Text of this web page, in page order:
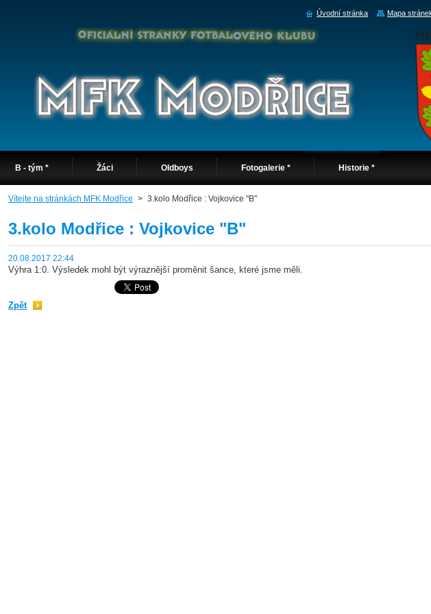
B - tým * Žáci Oldboys Fotogalerie * Historie *
Vítejte na stránkách MFK Modřice > 3.kolo Modřice : Vojkovice "B"
3.kolo Modřice : Vojkovice "B"
20.08.2017 22:44
Výhra 1:0. Výsledek mohl být výraznější proměnit šance, které jsme měli.
Zpět
Úvodní stránka Mapa